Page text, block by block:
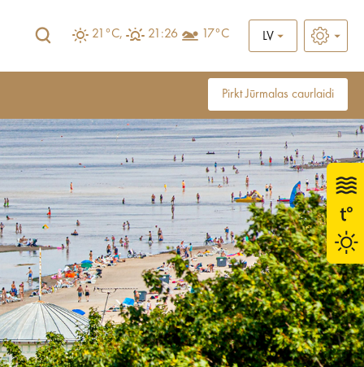
21°C, 21:26 17°C LV
Pirkt Jūrmalas caurlaidi